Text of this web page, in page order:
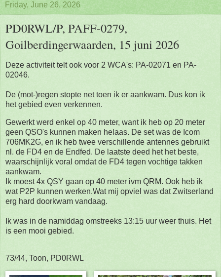
Friday, June 26, 2026
PD0RWL/P, PAFF-0279,
Goilberdingerwaarden, 15 juni 2026
Deze activiteit telt ook voor 2 WCA's: PA-02071 en PA-
02046.
De (mot-)regen stopte net toen ik er aankwam. Dus kon ik
het gebied even verkennen.
Gewerkt werd enkel op 40 meter, want ik heb op 20 meter
geen QSO's kunnen maken helaas. De set was de Icom
706MK2G, en ik heb twee verschillende antennes gebruikt
nl. de FD4 en de Endfed. De laatste deed het het beste,
waarschijnlijk voral omdat de FD4 tegen vochtige takken
aankwam.
Ik moest 4x QSY gaan op 40 meter ivm QRM. Ook heb ik
wat P2P kunnen werken.Wat mij opviel was dat Zwitserland
erg hard doorkwam vandaag.
Ik was in de namiddag omstreeks 13:15 uur weer thuis. Het
is een mooi gebied.
73/44, Toon, PD0RWL